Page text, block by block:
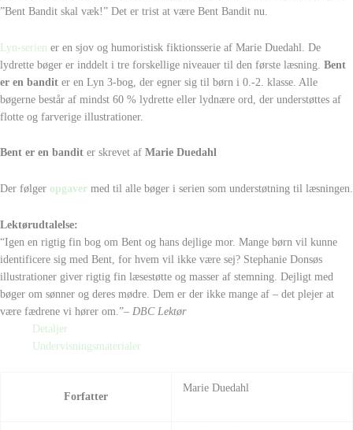
”Bent Bandit skal væk!” Det er trist at være Bent Bandit nu.
Lyn-serien er en sjov og humoristisk fiktionsserie af Marie Duedahl. De
lydrette bøger er inddelt i tre forskellige niveauer til den første læsning. Bent
er en bandit er en Lyn 3-bog, der egner sig til børn i 0.-2. klasse. Alle
bøgerne består af mindst 60 % lydrette eller lydnære ord, der understøttes af
flotte og farverige illustrationer.
Bent er en bandit er skrevet af Marie Duedahl
Der følger opgaver med til alle bøger i serien som understøtning til læsningen.
Lektørudtalelse:
“Igen en rigtig fin bog om Bent og hans dejlige mor. Mange børn vil kunne
identificere sig med Bent, for hvem vil ikke være sej? Stephanie Donsøs
illustrationer giver rigtig fin læsestøtte og masser af stemning. Dejligt med
bøger om sønner og deres mødre. Dem er der ikke mange af – det plejer at
være fædrene vi hører om.”– DBC Lektør
Detaljer
Undervisningsmaterialer
Forfatter
Marie Duedahl